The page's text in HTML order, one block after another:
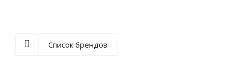
Список брендов